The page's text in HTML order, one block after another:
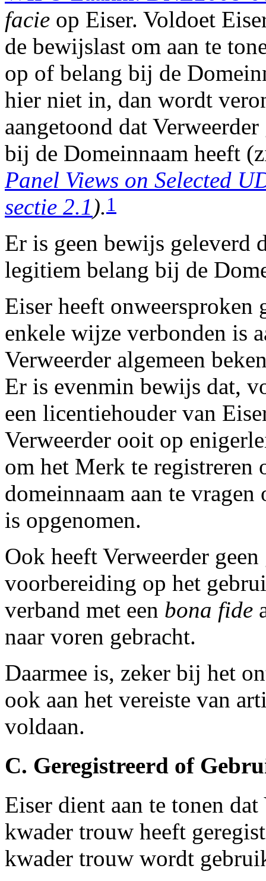
facie op Eiser. Voldoet
de bewijslast om aan te
op of belang bij de
hier niet in, dan wordt
aangetoond dat
bij de Domeinnaam heeft
Panel Views on Selected
sectie 2.1 ).1
Er is geen bewijs geleverd
legitiem belang bij de
Eiser heeft onweersproken
enkele wijze verbonden is
Verweerder algemeen
Er is evenmin bewijs dat,
een licentiehouder van
Verweerder ooit op
om het Merk te registreren
domeinnaam aan te
is opgenomen.
Ook heeft Verweerder
voorbereiding op het
verband met een bona fide
naar voren gebracht.
Daarmee is, zeker bij het
ook aan het vereiste van
voldaan.
C. Geregistreerd of
Eiser dient aan te tonen
kwader trouw heeft
kwader trouw wordt